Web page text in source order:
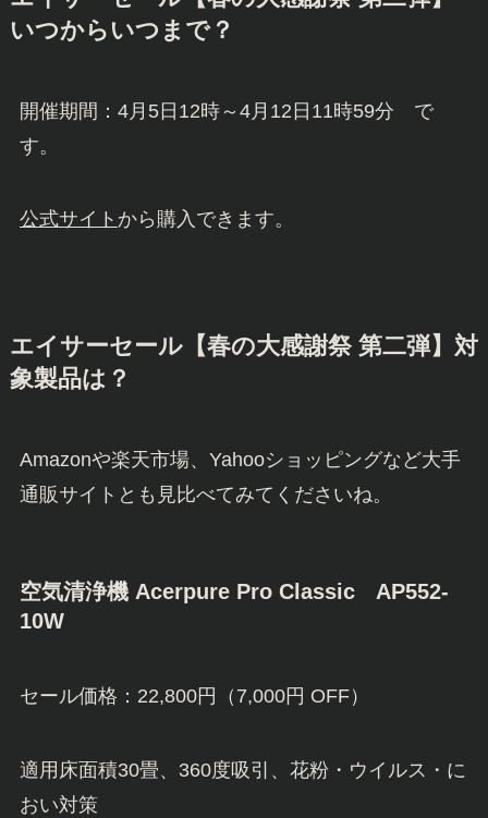
いつからいつまで？
開催期間：4月5日12時～4月12日11時59分 で
す。
公式サイト から購入できます。
エイサーセール【春の大感謝祭 第二弾】対
象製品は？
Amazonや楽天市場、Yahooショッピングなど大手
通販サイトとも見比べてみてくださいね。
空気清浄機 Acerpure Pro Classic AP552-
10W
セール価格：22,800円（7,000円 OFF）
適用床面積30畳、360度吸引、花粉・ウイルス・に
おい対策